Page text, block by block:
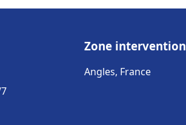
Zone intervention
Angles, France